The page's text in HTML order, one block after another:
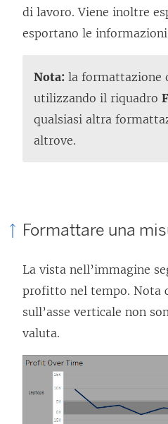
di lavoro. Viene inoltre
esportano le
Nota: la formattazione
utilizzando il riquadro
qualsiasi altra
altrove.
Formattare una
La vista nell’immagine
profitto nel tempo. Nota
sull’asse verticale non
valuta.